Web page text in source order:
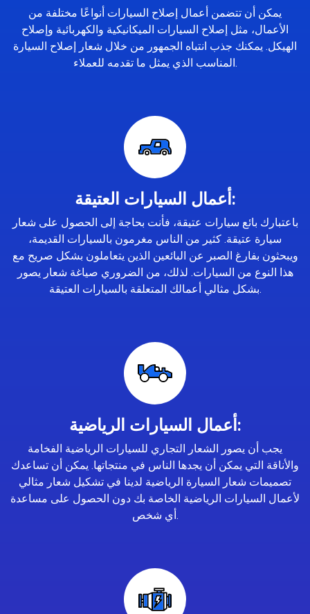
يمكن أن تتضمن أعمال إصلاح السيارات أنواعًا مختلفة من
الأعمال، مثل إصلاح السيارات الميكانيكية والكهربائية وإصلاح
الهيكل. يمكنك جذب انتباه الجمهور من خلال شعار إصلاح السيارة
المناسب الذي يمثل ما تقدمه للعملاء.
أعمال السيارات العتيقة:
باعتبارك بائع سيارات عتيقة، فأنت بحاجة إلى الحصول على شعار
سيارة عتيقة. كثير من الناس مغرمون بالسيارات القديمة،
ويبحثون بفارغ الصبر عن البائعين الذين يتعاملون بشكل صريح مع
هذا النوع من السيارات. لذلك، من الضروري صياغة شعار يصور
بشكل مثالي أعمالك المتعلقة بالسيارات العتيقة.
أعمال السيارات الرياضية:
يجب أن يصور الشعار التجاري للسيارات الرياضية الفخامة
والأناقة التي يمكن أن يجدها الناس في منتجاتها. يمكن أن تساعدك
تصميمات شعار السيارة الرياضية لدينا في تشكيل شعار مثالي
لأعمال السيارات الرياضية الخاصة بك دون الحصول على مساعدة
أي شخص.